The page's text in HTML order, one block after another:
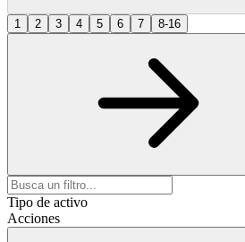
1 2 3 4 5 6 7 8-16
Tipo de activo
Acciones